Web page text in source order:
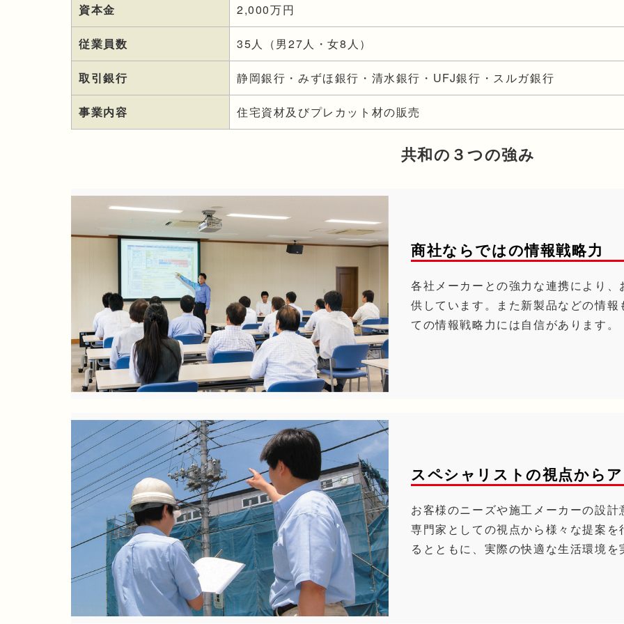
資本金 2,000万円
従業員数 35人（男27人・女8人）
取引銀行 静岡銀行・みずほ銀行・清水銀行・UFJ銀行・スルガ銀行
事業内容 住宅資材及びプレカット材の販売
共和の３つの強み
商社ならではの情報戦略力
各社メーカーとの強力な連携により
供しています。また新製品などの情
ての情報戦略力には自信があります。
スペシャリストの視点から
お客様のニーズや施工メーカーの設
専門家としての視点から様々な提案
るとともに、実際の快適な生活環境を